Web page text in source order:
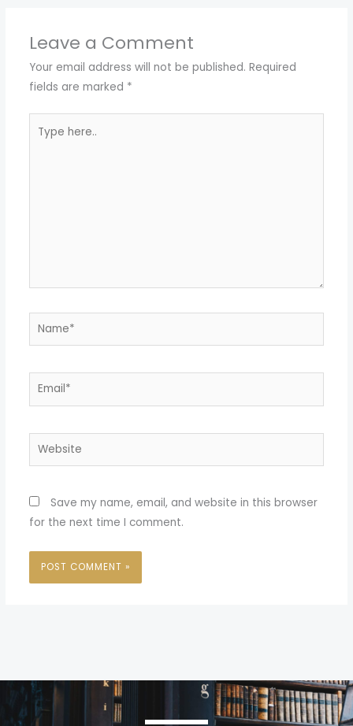
Leave a Comment
Your email address will not be published. Required
fields are marked *
here..
Name*
Email*
Website
Save my name, email, and website in this browser
for the next time I comment.